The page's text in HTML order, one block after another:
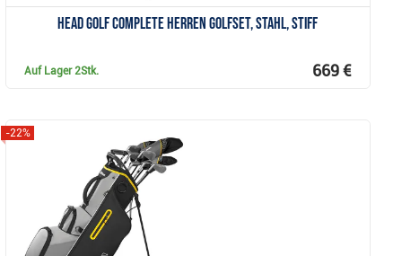
Head Golf Complete Herren Golfset, Stahl, Stiff
Auf Lager 2Stk. 669 €
-22%
Anzeigen